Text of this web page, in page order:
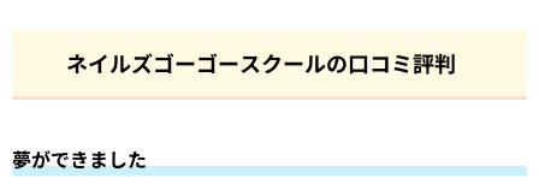
ネイルズゴーゴースクールの口コミ評判
夢ができました